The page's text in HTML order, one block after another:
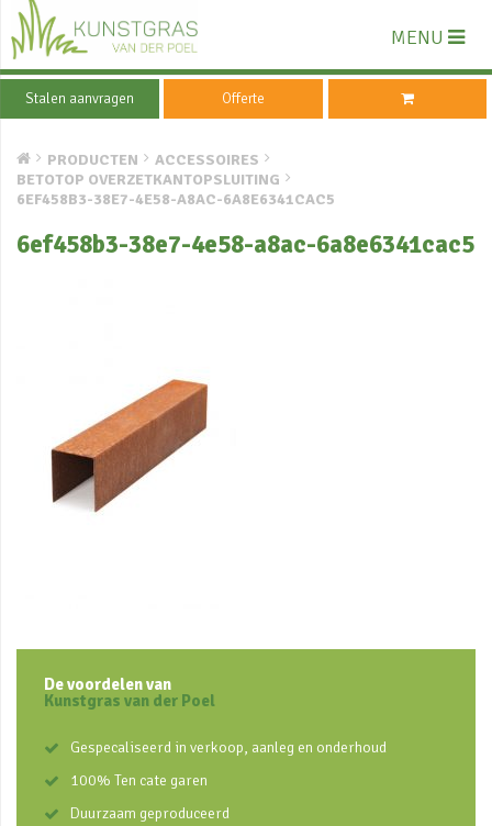
MENU
Stalen aanvragen Offerte
PRODUCTEN
ACCESSOIRES
BETOTOP OVERZETKANTOPSLUITING
6EF458B3-38E7-4E58-A8AC-6A8E6341CAC5
6ef458b3-38e7-4e58-a8ac-6a8e6341cac5
De voordelen van
Kunstgras van der Poel
Gespecaliseerd in verkoop, aanleg en onderhoud
100% Ten cate garen
Duurzaam geproduceerd